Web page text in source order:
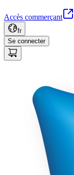
Accès commerçant
fr
Se connecter